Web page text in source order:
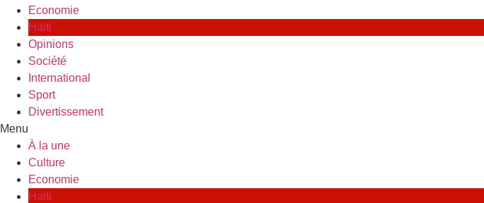
Economie
Haiti
Opinions
Société
International
Sport
Divertissement
Menu
À la une
Culture
Economie
Haiti